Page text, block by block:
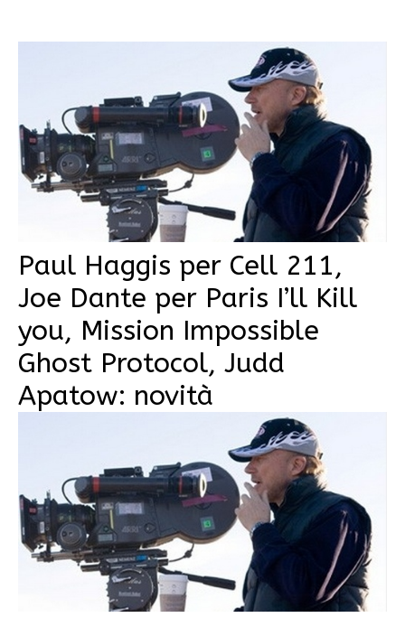
Paul Haggis per Cell 211,
Joe Dante per Paris I’ll Kill
you, Mission Impossible
Ghost Protocol, Judd
Apatow: novità